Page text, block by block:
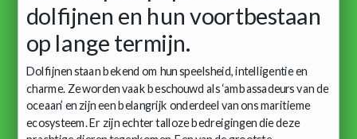
dolfijnen en hun voortbestaan
op lange termijn.
Dolfijnen staan bekend om hun speelsheid, intelligentie en
charme. Ze worden vaak beschouwd als ‘ambassadeurs van de
oceaan’ en zijn een belangrijk onderdeel van ons maritieme
ecosysteem. Er zijn echter talloze bedreigingen die deze